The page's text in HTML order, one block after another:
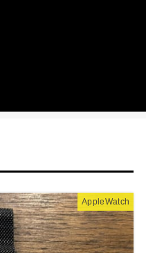
AppleWatch